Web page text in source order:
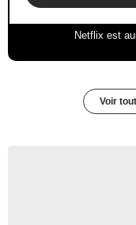
Netflix est
Voir